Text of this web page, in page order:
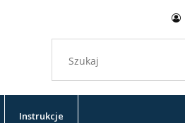
Instrukcje